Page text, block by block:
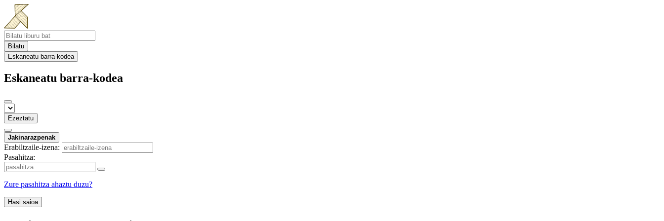
Bilatu
Eskaneatu barra-kodea
Eskaneatu barra-kodea
Ezeztatu
Jakinarazpenak
Erabiltzaile-izena:
Pasahitza:
Zure pasahitza ahaztu duzu?
Hasi saioa